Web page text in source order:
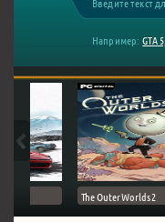
Например: GTA 5,
The Outer Worlds 2